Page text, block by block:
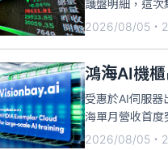
護盤明細，這
及日月光投控，
2026/08/05・
鴻海AI機
受惠於AI伺服
海單月營收首
預期，第3季整
2026/08/05・